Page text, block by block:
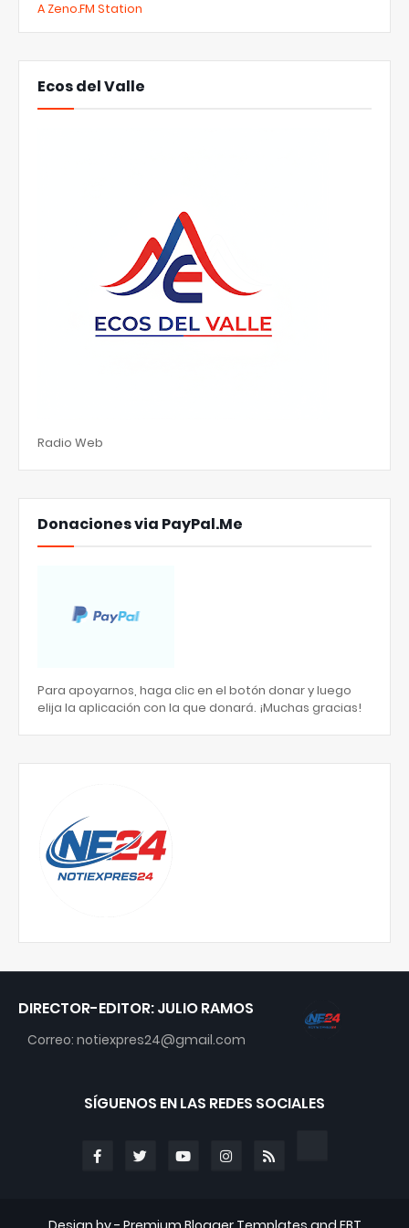
A Zeno.FM Station
Ecos del Valle
Radio Web
Donaciones via PayPal.Me
Para apoyarnos, haga clic en el botón donar y luego
elija la aplicación con la que donará. ¡Muchas gracias!
DIRECTOR-EDITOR: JULIO RAMOS
Correo: notiexpres24@gmail.com
SÍGUENOS EN LAS REDES SOCIALES